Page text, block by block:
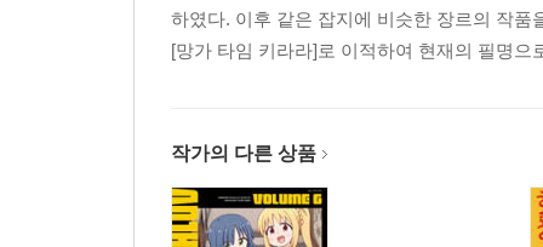
하였다. 이후 같은 잡지에 비슷한 장르의 작
[망가 타임 키라라]로 이적하여 현재의 필명
작가의 다른 상품